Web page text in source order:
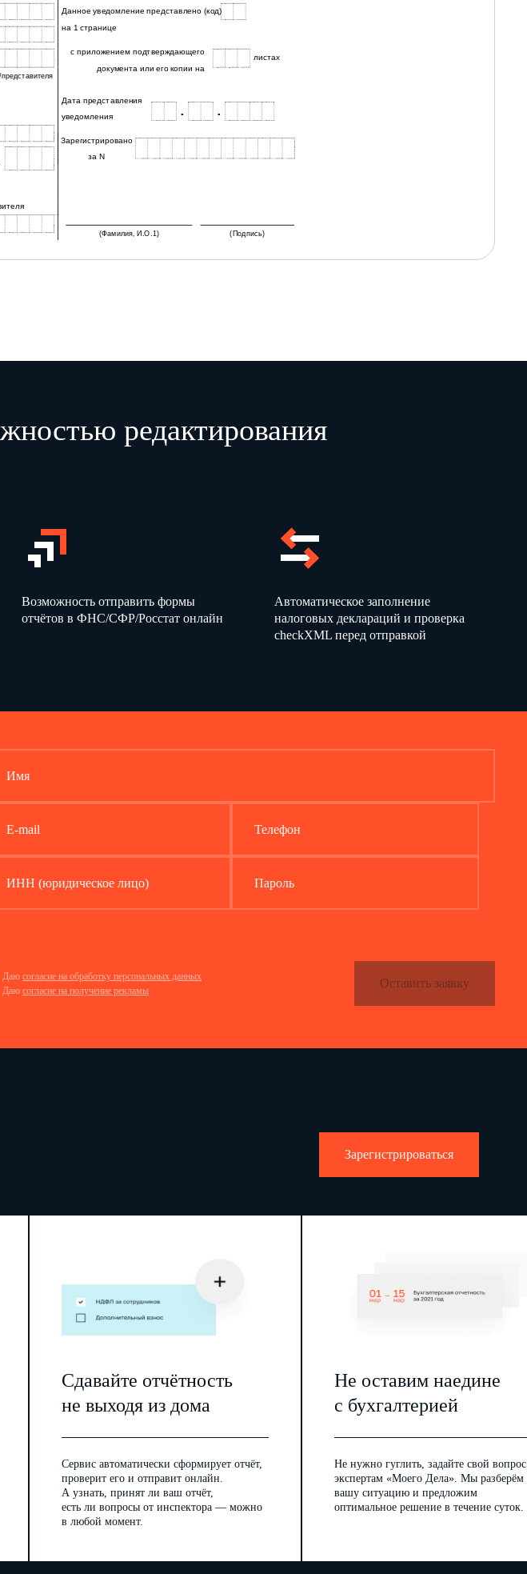
Данное уведомление представлено (код)
на 1 странице
с приложением подтверждающего
документа или его копии на
листах
Дата представления
уведомления . .
Зарегистрировано
за N
(Фамилия, И.О.1) (Подпись)
редактирования
Возможность отправить формы
отчётов в ФНС/СФР/Росстат онлайн
Автоматическое заполнение
налоговых деклараций и проверка
checkXML перед отправкой
Имя
E-mail Телефон
ИНН (юридическое лицо) Пароль
Даю согласие на обработку персональных данных
Даю согласие на получение рекламы
Оставить заявку
Зарегистрироваться
Сдавайте отчётность
не выходя из дома
Сервис автоматически сформирует отчёт,
проверит его и отправит онлайн.
А узнать, принят ли ваш отчёт,
есть ли вопросы от инспектора — можно
в любой момент.
Не оставим наедине
с бухгалтерией
Не нужно гуглить, задайте свой вопрос
экспертам «Моего Дела». Мы разберём
вашу ситуацию и предложим
оптимальное решение в течение суток.